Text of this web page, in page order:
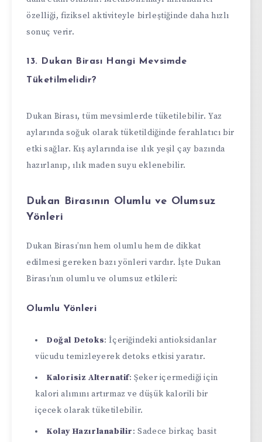
özelliği, fiziksel aktiviteyle birleştiğinde daha hızlı
sonuç verir.
13. Dukan Birası Hangi Mevsimde
Tüketilmelidir?
Dukan Birası, tüm mevsimlerde tüketilebilir. Yaz
aylarında soğuk olarak tüketildiğinde ferahlatıcı bir
etki sağlar. Kış aylarında ise ılık yeşil çay bazında
hazırlanıp, ılık maden suyu eklenebilir.
Dukan Birasının Olumlu ve Olumsuz
Yönleri
Dukan Birası’nın hem olumlu hem de dikkat
edilmesi gereken bazı yönleri vardır. İşte Dukan
Birası’nın olumlu ve olumsuz etkileri:
Olumlu Yönleri
Doğal Detoks: İçeriğindeki antioksidanlar
vücudu temizleyerek detoks etkisi yaratır.
Kalorisiz Alternatif: Şeker içermediği için
kalori alımını artırmaz ve düşük kalorili bir
içecek olarak tüketilebilir.
Kolay Hazırlanabilir: Sadece birkaç basit